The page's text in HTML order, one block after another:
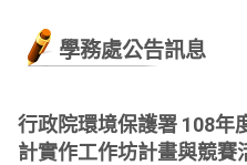
學務處公告訊息
行政院環境保護署 108年
計實作工作坊計畫與競賽